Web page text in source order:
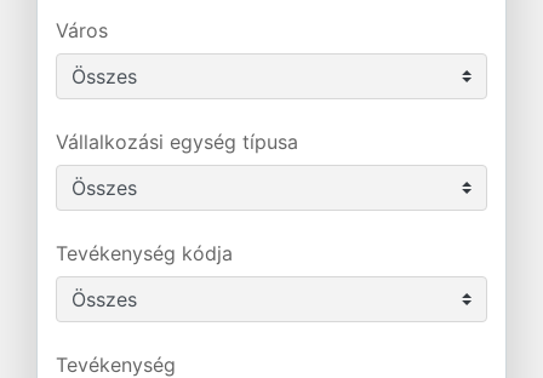
Város
Vállalkozási egység típusa
Tevékenység kódja
Tevékenység